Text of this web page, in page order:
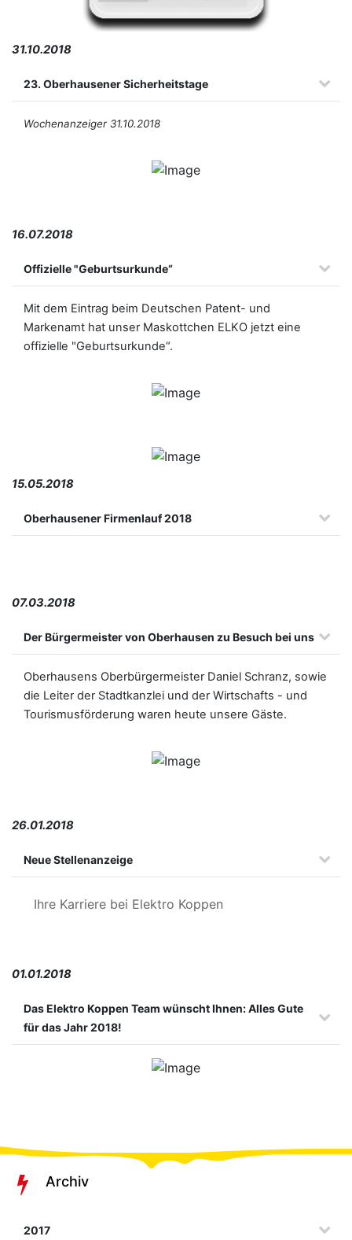
31.10.2018
23. Oberhausener Sicherheitstage
Wochenanzeiger 31.10.2018
16.07.2018
Offizielle "Geburtsurkunde“
Mit dem Eintrag beim Deutschen Patent- und
Markenamt hat unser Maskottchen ELKO jetzt eine
offizielle "Geburtsurkunde“.
15.05.2018
Oberhausener Firmenlauf 2018
07.03.2018
Der Bürgermeister von Oberhausen zu Besuch bei uns
Oberhausens Oberbürgermeister Daniel Schranz, sowie
die Leiter der Stadtkanzlei und der Wirtschafts - und
Tourismusförderung waren heute unsere Gäste.
26.01.2018
Neue Stellenanzeige
Ihre Karriere bei Elektro Koppen
01.01.2018
Das Elektro Koppen Team wünscht Ihnen: Alles Gute
für das Jahr 2018!
Archiv
2017